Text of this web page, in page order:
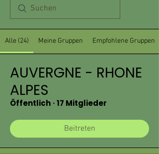
Alle (24) Meine Gruppen Empfohlene Gruppen
AUVERGNE - RHONE
ALPES
Öffentlich ·17 Mitglieder
Beitreten